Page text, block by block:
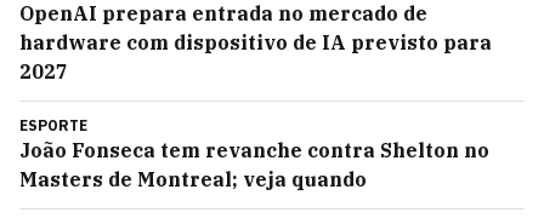
OpenAI prepara entrada no mercado de
hardware com dispositivo de IA previsto para
2027
ESPORTE
João Fonseca tem revanche contra Shelton no
Masters de Montreal; veja quando